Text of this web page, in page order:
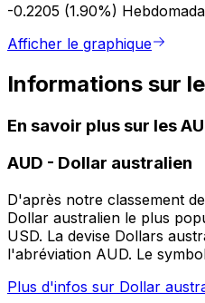
-0.2205 (1.90%)
Afficher le graphique
Informations sur
En savoir plus sur les
AUD - Dollar australien
D'après notre classement
Dollar australien le plus
USD. La devise Dollars
l'abréviation AUD. Le
Plus d'infos sur Dollar